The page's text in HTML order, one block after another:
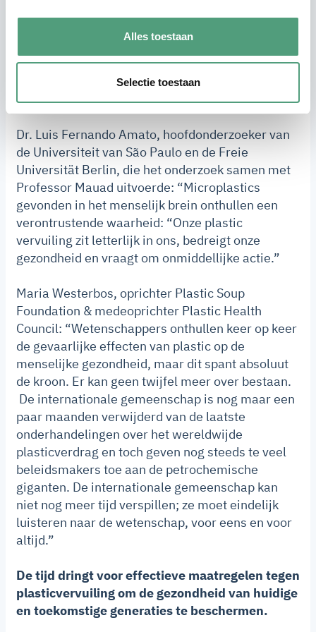
Alles toestaan
Selectie toestaan
hoe ver plastic de menselijke gezondheid is
binnengedrongen, we hebben het bewijs en nu
moeten regeringen gaan luisteren”.
Dr. Luis Fernando Amato, hoofdonderzoeker van
de Universiteit van São Paulo en de Freie
Universität Berlin, die het onderzoek samen met
Professor Mauad uitvoerde: “Microplastics
gevonden in het menselijk brein onthullen een
verontrustende waarheid: “Onze plastic
vervuiling zit letterlijk in ons, bedreigt onze
gezondheid en vraagt om onmiddellijke actie.”
Maria Westerbos, oprichter Plastic Soup
Foundation & medeoprichter Plastic Health
Council: “Wetenschappers onthullen keer op keer
de gevaarlijke effecten van plastic op de
menselijke gezondheid, maar dit spant absoluut
de kroon. Er kan geen twijfel meer over bestaan.
De internationale gemeenschap is nog maar een
paar maanden verwijderd van de laatste
onderhandelingen over het wereldwijde
plasticverdrag en toch geven nog steeds te veel
beleidsmakers toe aan de petrochemische
giganten. De internationale gemeenschap kan
niet nog meer tijd verspillen; ze moet eindelijk
luisteren naar de wetenschap, voor eens en voor
altijd.”
De tijd dringt voor effectieve maatregelen tegen
plasticvervuiling om de gezondheid van huidige
en toekomstige generaties te beschermen.